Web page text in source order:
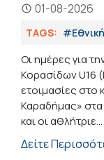
01-08-2026
TAGS:
Οι ημέρες για
Κορασίδων U16
ετοιμασίες στο
Καραδήμας» στα
και οι αθλήτριε...
Δείτε